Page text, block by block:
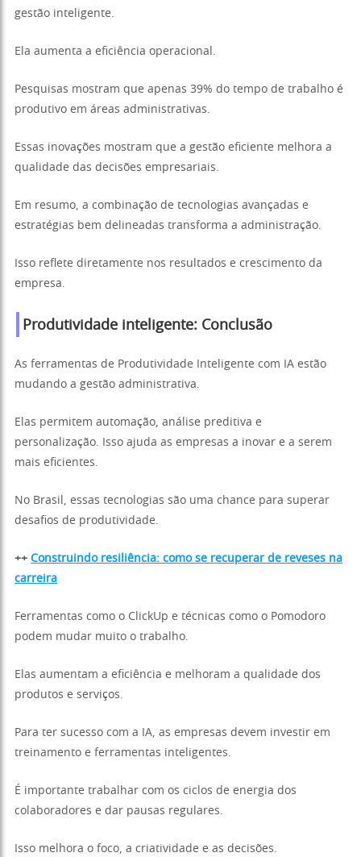
gestão inteligente.
Ela aumenta a eficiência operacional.
Pesquisas mostram que apenas 39% do tempo de trabalho é
produtivo em áreas administrativas.
Essas inovações mostram que a gestão eficiente melhora a
qualidade das decisões empresariais.
Em resumo, a combinação de tecnologias avançadas e
estratégias bem delineadas transforma a administração.
Isso reflete diretamente nos resultados e crescimento da
empresa.
Produtividade inteligente: Conclusão
As ferramentas de Produtividade Inteligente com IA estão
mudando a gestão administrativa.
Elas permitem automação, análise preditiva e
personalização. Isso ajuda as empresas a inovar e a serem
mais eficientes.
No Brasil, essas tecnologias são uma chance para superar
desafios de produtividade.
++ Construindo resiliência: como se recuperar de reveses na
carreira
Ferramentas como o ClickUp e técnicas como o Pomodoro
podem mudar muito o trabalho.
Elas aumentam a eficiência e melhoram a qualidade dos
produtos e serviços.
Para ter sucesso com a IA, as empresas devem investir em
treinamento e ferramentas inteligentes.
É importante trabalhar com os ciclos de energia dos
colaboradores e dar pausas regulares.
Isso melhora o foco, a criatividade e as decisões.